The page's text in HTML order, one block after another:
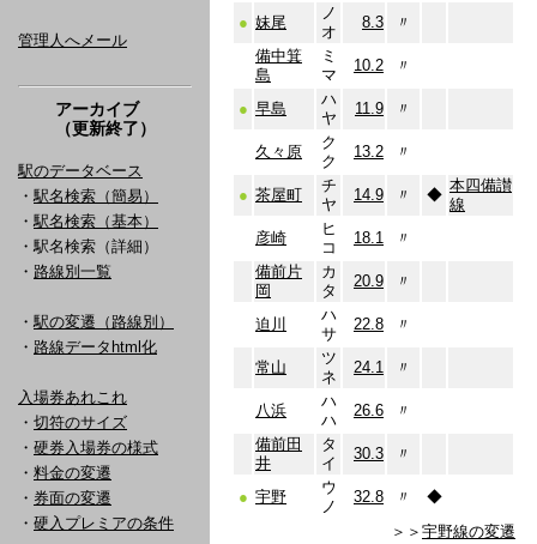
管理人へメール
アーカイブ
（更新終了）
駅のデータベース
・ 駅名検索（簡易）
・ 駅名検索（基本）
・駅名検索（詳細）
・ 路線別一覧
・ 駅の変遷（路線別）
・ 路線データhtml化
入場券あれこれ
・ 切符のサイズ
・ 硬券入場券の様式
・ 料金の変遷
・ 券面の変遷
・ 硬入プレミアの条件
● 妹尾
ノ
オ
8.3
〃
備中箕
島
ミ
マ
10.2 〃
● 早島
ハ
ヤ
11.9 〃
久々原
ク
ク
13.2 〃
● 茶屋町
チ
ヤ
14.9 〃 ◆
本四備讃
線
彦崎
ヒ
コ
18.1
〃
備前片
岡
カ
タ
20.9 〃
迫川
ハ
サ
22.8 〃
常山
ツ
ネ
24.1 〃
八浜
ハ
ハ
26.6
〃
備前田
井
タ
イ
30.3 〃
● 宇野
ウ
ノ
32.8 〃
◆
＞＞ 宇野線の変遷